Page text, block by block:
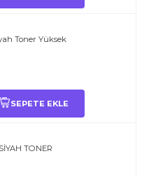
Toner Yüksek
SEPETE EKLE
TONER